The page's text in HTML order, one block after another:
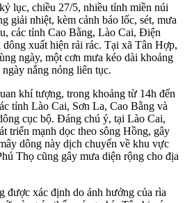
lục, chiều 27/5, nhiều tỉnh miền núi
giải nhiệt, kèm cảnh báo lốc, sét, mưa
các tỉnh Cao Bằng, Lào Cai, Điện
xuất hiện rải rác. Tại xã Tân Hợp,
ngày, một cơn mưa kéo dài khoảng
nắng nóng liên tục.
khí tượng, trong khoảng từ 14h đến
tỉnh Lào Cai, Sơn La, Cao Bằng và
cục bộ. Đáng chú ý, tại Lào Cai,
triển mạnh dọc theo sông Hồng, gây
dông này dịch chuyển về khu vực
Thọ cũng gây mưa diện rộng cho địa
được xác định do ảnh hưởng của rìa